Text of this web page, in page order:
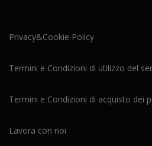
Privacy&Cookie Policy
Termini e Condizioni di utilizzo del
Termini e Condizioni di acquisto dei
Lavora con noi